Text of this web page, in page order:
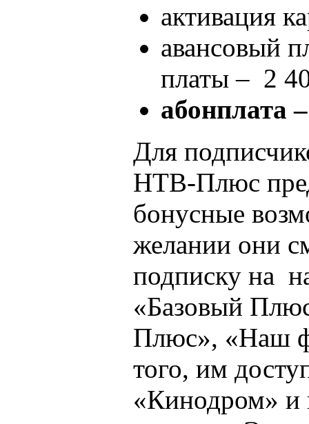
активация
авансовый
платы – 2
абонплата
Для
НТВ-Плюс
бонусные
желании они
подписку на
«Базовый
Плюс», «Наш
того, им
«Кинодром» и